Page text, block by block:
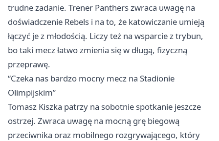
trudne zadanie. Trener Panthers zwraca uwagę na
doświadczenie Rebels i na to, że katowiczanie umieją
łączyć je z młodością. Liczy też na wsparcie z trybun,
bo taki mecz łatwo zmienia się w długą, fizyczną
przeprawę.
“Czeka nas bardzo mocny mecz na Stadionie
Olimpijskim”
Tomasz Kiszka patrzy na sobotnie spotkanie jeszcze
ostrzej. Zwraca uwagę na mocną grę biegową
przeciwnika oraz mobilnego rozgrywającego, który